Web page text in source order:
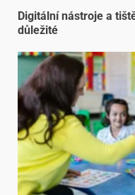
Digitální nástroje a
důležité